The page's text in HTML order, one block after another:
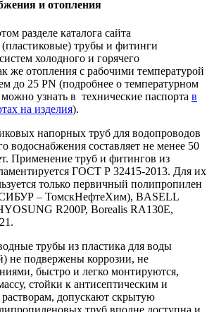
и отопления
разделе каталога сайта
трубы и фитинги
холодного и горячего
же отопления с рабочими температурой
до 25 PN (подробнее о температурном
узнать в технические паспорта в
на изделия).
напорных труб для водопроводов
водоснабжения составляет не менее 50
Применение труб и фитингов из
ГОСТ Р 32415-2013. Для их
только первичный полипропилен
– ТомскНефтеХим), BASELL
R200P, Borealis RA130E,
трубы из пластика для воды
не подвержены коррозии, не
быстро и легко монтируются,
стойки к антисептическим и
допускают скрытую
труб вполне доступна и